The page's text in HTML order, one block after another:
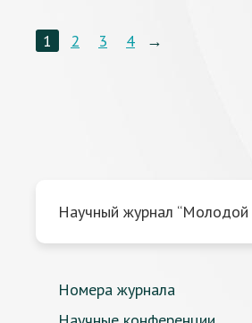
1 2 3 4 →
Научный журнал “Молодой
Номера журнала